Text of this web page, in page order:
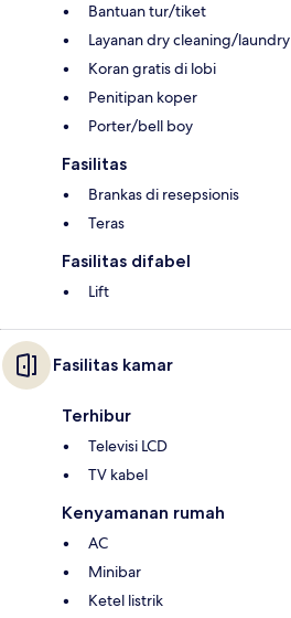
Bantuan tur/tiket
Layanan dry cleaning/laundry
Koran gratis di lobi
Penitipan koper
Porter/bell boy
Fasilitas
Brankas di resepsionis
Teras
Fasilitas difabel
Lift
Fasilitas kamar
Terhibur
Televisi LCD
TV kabel
Kenyamanan rumah
AC
Minibar
Ketel listrik